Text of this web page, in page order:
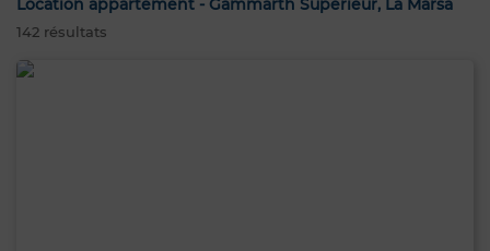
Location appartement - Gammarth Supérieur, La Marsa
142 résultats